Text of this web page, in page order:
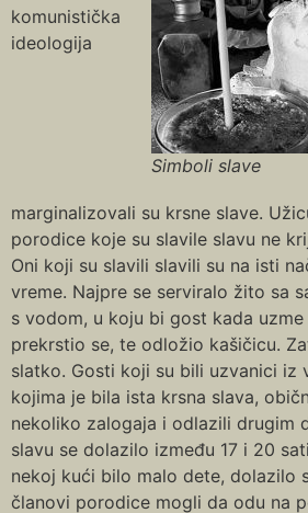
Simboli slave
komunistička
ideologija
marginalizovali su krsne slave.
porodice koje su slavile slavu ne
Oni koji su slavili slavili su na isti
vreme. Najpre se serviralo žito sa
s vodom, u koju bi gost kada
prekrstio se, te odložio kašičicu.
slatko. Gosti koji su bili uzvanici iz
kojima je bila ista krsna slava,
nekoliko zalogaja i odlazili drugim
slavu se dolazilo između 17 i 20
nekoj kući bilo malo dete, dolazilo
članovi porodice mogli da odu na